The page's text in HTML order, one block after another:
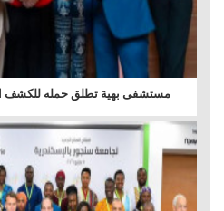
مستشفى بهية تطلق حمله للكشف